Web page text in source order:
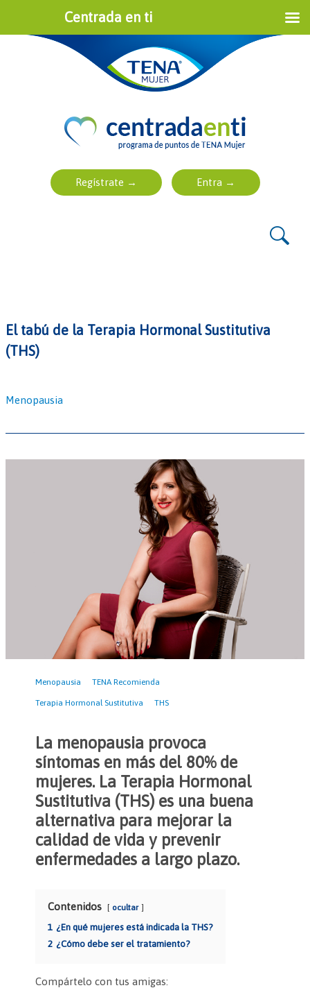
El tabú de la Terapia Hormonal Sustitutiva
(THS)
Menopausia
Menopausia TENA Recomienda
Terapia Hormonal Sustitutiva THS
La menopausia provoca
síntomas en más del 80% de
mujeres. La Terapia Hormonal
Sustitutiva (THS) es una buena
alternativa para mejorar la
calidad de vida y prevenir
enfermedades a largo plazo.
Contenidos ocultar
1 ¿En qué mujeres está indicada la THS?
2 ¿Cómo debe ser el tratamiento?
Compártelo con tus amigas:
Centrada en ti